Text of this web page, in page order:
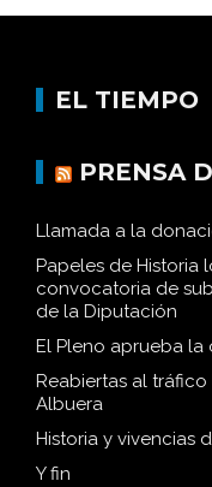
EL TIEMPO
PRENSA
Llamada a la
Papeles de Historia
convocatoria de
de la Diputación
El Pleno aprueba
Reabiertas al
Albuera
Historia y vivencias
Y fin